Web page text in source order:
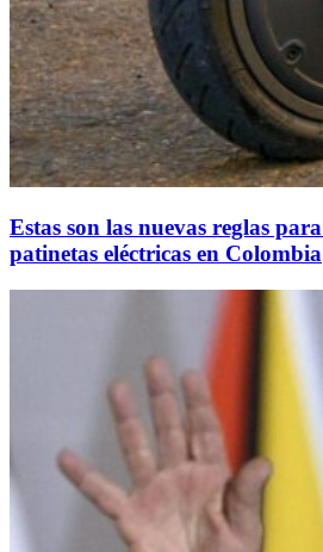
Estas son las nuevas reglas
patinetas eléctricas en Colombia